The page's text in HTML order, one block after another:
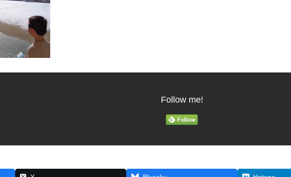
Follow me!